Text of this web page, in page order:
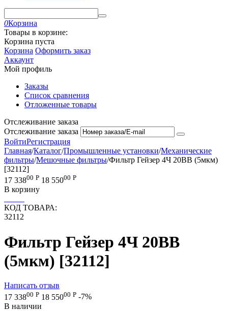
0Корзина
Товары в корзине:
Корзина пуста
Корзина Оформить заказ
Аккаунт
Мой профиль
Заказы
Список сравнения
Отложенные товары
Отслеживание заказа
Отслеживание заказа
ВойтиРегистрация
Главная/Каталог/Промышленные установки/Механические
фильтры/Мешочные фильтры/Фильтр Гейзер 4Ч 20BB (5мкм)
[32112]
17 33800 Р 18 55000 Р
В корзину
КОД ТОВАРА:
32112
Фильтр Гейзер 4Ч 20BB
(5мкм) [32112]
Написать отзыв
17 33800 Р 18 55000 Р -7%
В наличии